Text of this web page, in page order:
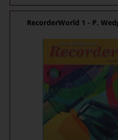
RecorderWorld 1 - P.